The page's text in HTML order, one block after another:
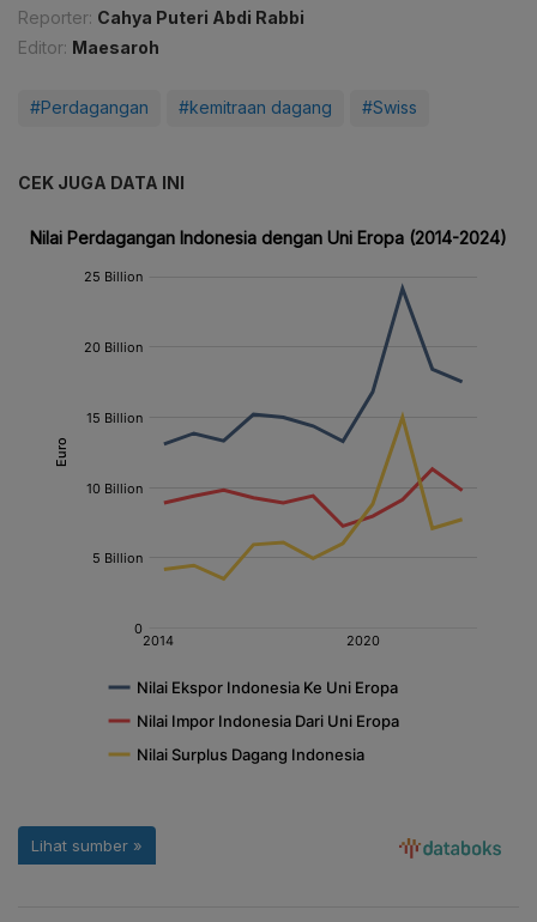
Reporter: Cahya Puteri Abdi Rabbi
Editor: Maesaroh
#Perdagangan #kemitraan dagang #Swiss
CEK JUGA DATA INI